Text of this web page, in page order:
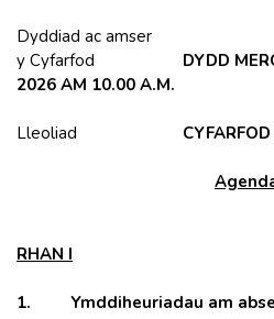
Dyddiad ac amser
y Cyfarfod DYDD
2026 AM 10.00 A.M.
Lleoliad
RHAN I
1. Ymddiheuriadau am